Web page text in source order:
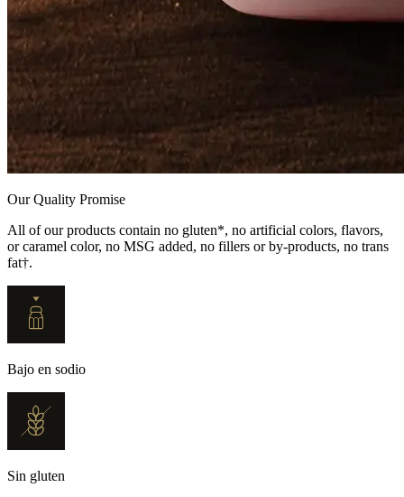
Our Quality Promise
All of our products contain no gluten*, no artificial colors, flavors,
or caramel color, no MSG added, no fillers or by-products, no trans
fat†.
Bajo en sodio
Sin gluten